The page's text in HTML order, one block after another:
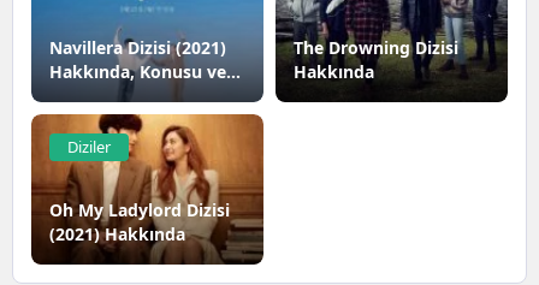
Navillera Dizisi (2021)
Hakkında, Konusu ve
Oyuncuları
The Drowning Dizisi
Hakkında
Diziler
Oh My Ladylord Dizisi
(2021) Hakkında